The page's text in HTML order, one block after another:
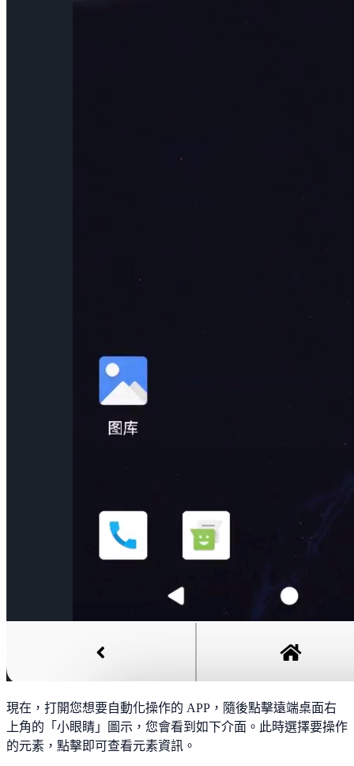
現在，打開您想要自動化操作的 APP，隨後點擊遠端桌面右
上角的「小眼睛」圖示，您會看到如下介面。此時選擇要操作
的元素，點擊即可查看元素資訊。